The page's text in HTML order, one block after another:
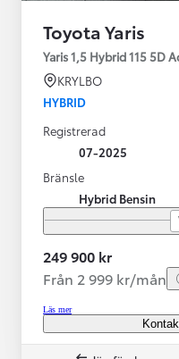
Toyota Yaris
Yaris 1,5 Hybrid 115 5D
KRYLBO
HYBRID
Registrerad
07-2025
Bränsle
Hybrid Bensin
249 900 kr
Från 2 999 kr/mån
Läs mer